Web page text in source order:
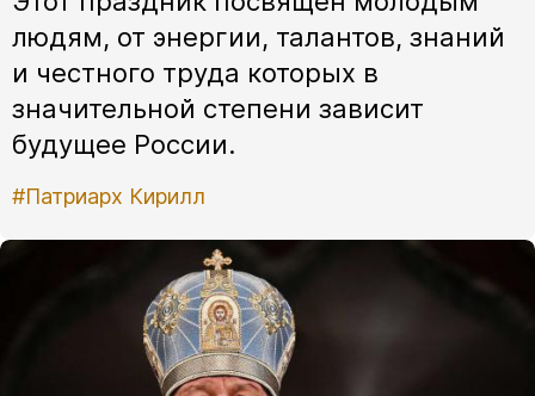
людям, от энергии, талантов, знаний
и честного труда которых в
значительной степени зависит
будущее России.
#Патриарх Кирилл